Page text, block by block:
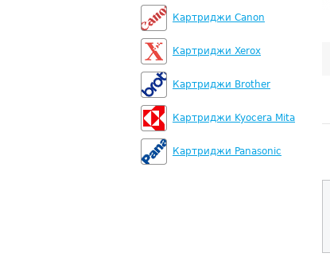
Картриджи Canon
Картриджи Xerox
Картриджи Brother
Картриджи Kyocera Mita
Картриджи Panasonic